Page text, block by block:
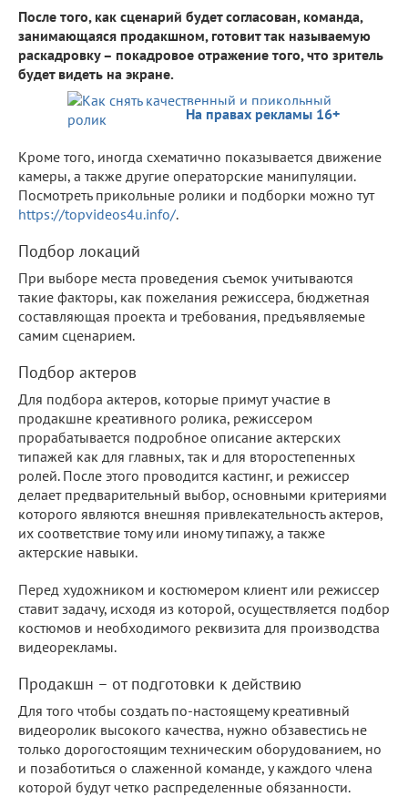
После того, как сценарий будет согласован, команда,
занимающаяся продакшном, готовит так называемую
раскадровку – покадровое отражение того, что зритель
будет видеть на экране.
На правах рекламы 16+
Кроме того, иногда схематично показывается движение
камеры, а также другие операторские манипуляции.
Посмотреть прикольные ролики и подборки можно тут
https://topvideos4u.info/.
Подбор локаций
При выборе места проведения съемок учитываются
такие факторы, как пожелания режиссера, бюджетная
составляющая проекта и требования, предъявляемые
самим сценарием.
Подбор актеров
Для подбора актеров, которые примут участие в
продакшне креативного ролика, режиссером
прорабатывается подробное описание актерских
типажей как для главных, так и для второстепенных
ролей. После этого проводится кастинг, и режиссер
делает предварительный выбор, основными критериями
которого являются внешняя привлекательность актеров,
их соответствие тому или иному типажу, а также
актерские навыки.
Перед художником и костюмером клиент или режиссер
ставит задачу, исходя из которой, осуществляется подбор
костюмов и необходимого реквизита для производства
видеорекламы.
Продакшн – от подготовки к действию
Для того чтобы создать по-настоящему креативный
видеоролик высокого качества, нужно обзавестись не
только дорогостоящим техническим оборудованием, но
и позаботиться о слаженной команде, у каждого члена
которой будут четко распределенные обязанности.